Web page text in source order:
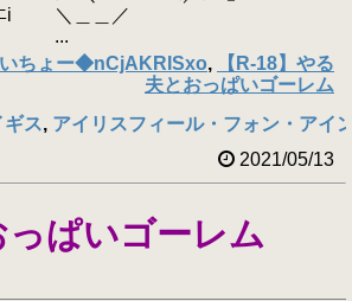
ﾆi ＼＿＿／
ちょー◆nCjAKRISxo,
【R-18】やる
夫とおっぱいゴーレム
ギス, アイリスフィール・フォン・アイ
2021/05/13
っぱいゴーレム